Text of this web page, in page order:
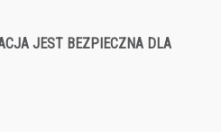
JEST BEZPIECZNA DLA